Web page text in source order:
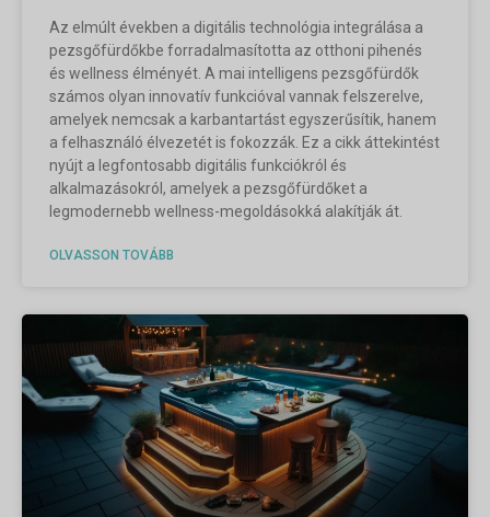
Az elmúlt években a digitális technológia integrálása a
pezsgőfürdőkbe forradalmasította az otthoni pihenés
és wellness élményét. A mai intelligens pezsgőfürdők
számos olyan innovatív funkcióval vannak felszerelve,
amelyek nemcsak a karbantartást egyszerűsítik, hanem
a felhasználó élvezetét is fokozzák. Ez a cikk áttekintést
nyújt a legfontosabb digitális funkciókról és
alkalmazásokról, amelyek a pezsgőfürdőket a
legmodernebb wellness-megoldásokká alakítják át.
OLVASSON TOVÁBB